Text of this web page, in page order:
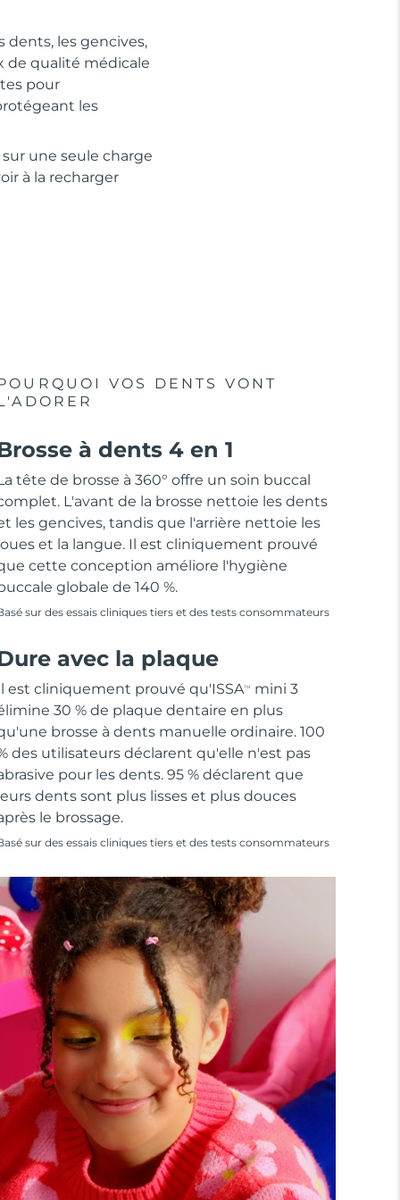
dents, les gencives,
de qualité médicale
pour
les
une seule charge
à la recharger
VOS DENTS VONT
à dents 4 en 1
tête de brosse à 360° offre un soin buccal
L'avant de la brosse nettoie les dents
les gencives, tandis que l'arrière nettoie les
et la langue. Il est cliniquement prouvé
cette conception améliore l'hygiène
globale de 140 %.
sur des essais cliniques tiers et des tests consommateurs
avec la plaque
est cliniquement prouvé qu'ISSATM
mini 3
30 % de plaque dentaire en plus
brosse à dents manuelle ordinaire. 100
des utilisateurs déclarent qu'elle n'est pas
pour les dents. 95 % déclarent que
dents sont plus lisses et plus douces
le brossage.
sur des essais cliniques tiers et des tests consommateurs